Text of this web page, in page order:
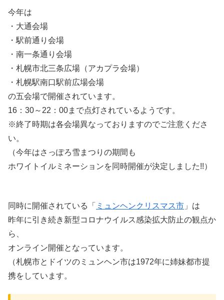
今年は
・大通会場
・駅前通り会場
・南一条通り会場
・札幌市北三条広場（アカプラ会場）
・札幌駅南口駅前広場会場
の五会場で開催されています。
16：30～22：00まで点灯されているようです。
※終了時期は各会場異なっておりますのでご注意くださ
い。
（今年はさっぽろ雪まつりの期間も
ホワイトイルミネーションを同時開催が決定しました!!）
同時に開催されている「 ミュンヘンクリスマス市 」は
昨年に引き続き新型コロナウイルス感染拡大防止の観点か
ら、
オンライン開催となっています。
（札幌市とドイツのミュンヘン市は1972年に姉妹都市提
携をしています。